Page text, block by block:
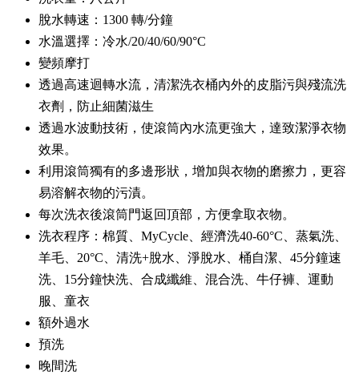
脫水轉速：1300 轉/分鐘
水溫選擇：冷水/20/40/60/90°C
變頻摩打
透過高速迴轉水流，清潔洗衣桶內外的皮脂污與殘流洗
衣劑，防止細菌滋生
透過水波動技術，使滾筒內水流更強大，達致潔淨衣物
效果。
利用滾筒獨有的多邊形狀，增加與衣物的磨擦力，更容
易溶解衣物的污漬。
每次洗衣後滾筒門返回頂部，方便拿取衣物。
洗衣程序：棉質、MyCycle、經濟洗40-60°C、蒸氣洗、
羊毛、20°C、清洗+脫水、淨脫水、桶自潔、45分鐘速
洗、15分鐘快洗、合成纖維、混合洗、牛仔褲、運動
服、童衣
額外過水
預洗
晚間洗